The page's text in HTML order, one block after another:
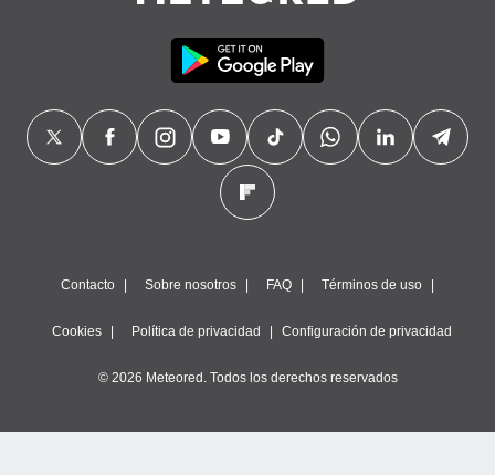
Contacto Sobre nosotros FAQ Términos de uso
Cookies Política de privacidad Configuración de privacidad
© 2026 Meteored. Todos los derechos reservados